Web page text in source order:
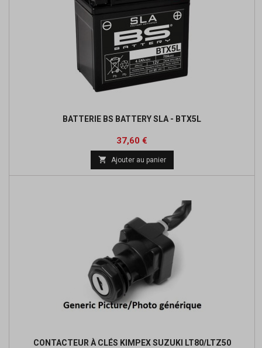
BATTERIE BS BATTERY SLA - BTX5L
Prix
37,60 €
base
 Ajouter au panier
CONTACTEUR À CLÉS KIMPEX SUZUKI LT80/LTZ50